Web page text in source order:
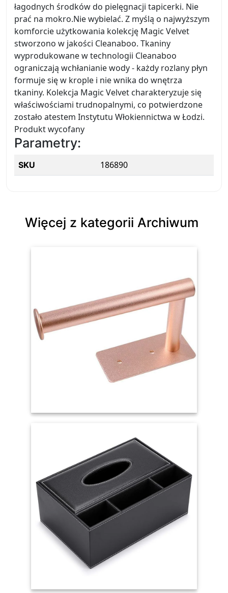
łagodnych środków do pielęgnacji tapicerki. Nie
prać na mokro.Nie wybielać. Z myślą o najwyższym
komforcie użytkowania kolekcję Magic Velvet
stworzono w jakości Cleanaboo. Tkaniny
wyprodukowane w technologii Cleanaboo
ograniczają wchłanianie wody - każdy rozlany płyn
formuje się w krople i nie wnika do wnętrza
tkaniny. Kolekcja Magic Velvet charakteryzuje się
właściwościami trudnopalnymi, co potwierdzone
zostało atestem Instytutu Włokiennictwa w Łodzi.
Produkt wycofany
Parametry:
SKU 186890
Więcej z kategorii Archiwum